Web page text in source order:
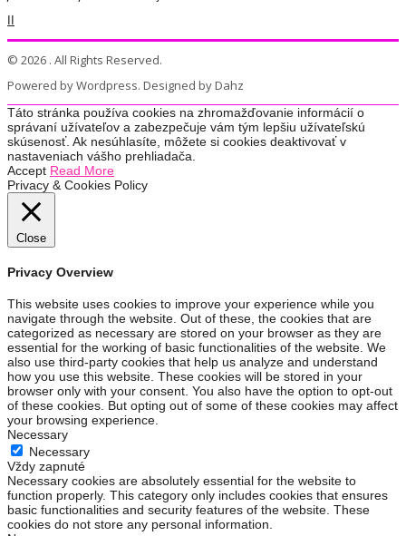
© 2026 . All Rights Reserved.
Powered by Wordpress. Designed by Dahz
Táto stránka používa cookies na zhromažďovanie informácií o
správaní užívateľov a zabezpečuje vám tým lepšiu užívateľskú
skúsenosť. Ak nesúhlasíte, môžete si cookies deaktivovať v
nastaveniach vášho prehliadača.
Accept Read More
Privacy & Cookies Policy
Close
Privacy Overview
This website uses cookies to improve your experience while you
navigate through the website. Out of these, the cookies that are
categorized as necessary are stored on your browser as they are
essential for the working of basic functionalities of the website. We
also use third-party cookies that help us analyze and understand
how you use this website. These cookies will be stored in your
browser only with your consent. You also have the option to opt-out
of these cookies. But opting out of some of these cookies may affect
your browsing experience.
Necessary
Necessary
Vždy zapnuté
Necessary cookies are absolutely essential for the website to
function properly. This category only includes cookies that ensures
basic functionalities and security features of the website. These
cookies do not store any personal information.